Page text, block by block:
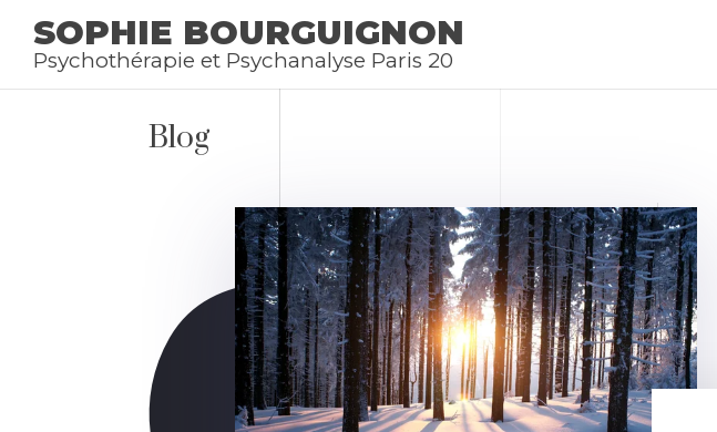
SOPHIE BOURGUIGNON
Psychothérapie et Psychanalyse Paris 20
Blog